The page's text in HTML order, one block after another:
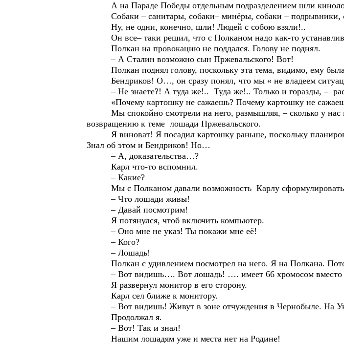
А на Параде Победы отдельным подразделением шли
Собаки – санитары, собаки– минёры, собаки – подрывники,
Ну, не одни, конечно, шли! Людей с собою взяли!..
Он все– таки решил, что с Полканом надо как-то
Полкан на провокацию не поддался. Голову не поднял.
– А Сталин возможно сын Пржевальского! Вот!
Полкан поднял голову, поскольку эта тема, видимо, ему была
Бендриков! О…, он сразу понял, что мы « не владеем
– Не знаете?! А туда же!.. Туда же!.. Только и горазды, –
«Почему картошку не сажаешь? Почему картошку не
Мы спокойно смотрели на него, размышляя, – сколько у нас
возвращению к теме лошади Пржевальского.
Я виноват! Я посадил картошку раньше, поскольку
Знал об этом и Бендриков! Но…
– А, доказательства…?
Карл что-то вспомнил.
– Какие?
Мы с Полканом давали возможность Карлу
– Что лошади живы!
– Давай посмотрим!
Я потянулся, чтоб включить компьютер.
– Оно мне не указ! Ты покажи мне её!
– Кого?
– Лошадь!
Полкан с удивлением посмотрел на него. Я на Полкана.
– Вот видишь…. Вот лошадь! …. имеет 66 хромосом
Я развернул монитор в его сторону.
Карл сел ближе к монитору.
– Вот видишь! Живут в зоне отчуждения в Чернобыле. На
Продолжал я.
– Вот! Так и знал!
Нашим лошадям уже и места нет на Родине!